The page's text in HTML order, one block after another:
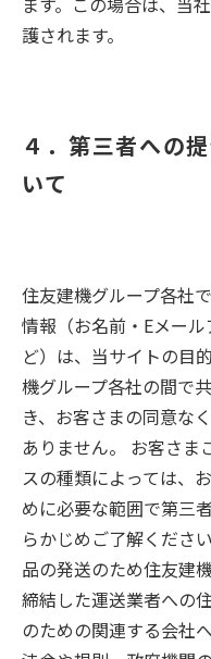
護されます。
４．第三者への
いて
住友建機グループ各社
情報（お名前・Eメー
ど）は、当サイトの目
機グループ各社の間で
き、お客さまの同意な
ありません。 お客さま
スの種類によっては、
めに必要な範囲で第三
らかじめご了解くださ
品の発送のため住友建
締結した運送業者への
のための関連する会社